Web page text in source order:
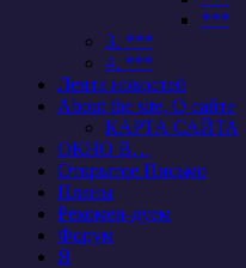
***
3. ***
4. ***
Лента новостей
About the site, О сайте
КАРТА САЙТА
ОКНО В…
Открытое Письмо
Планы
Рекомен-дуем
Форум
Я